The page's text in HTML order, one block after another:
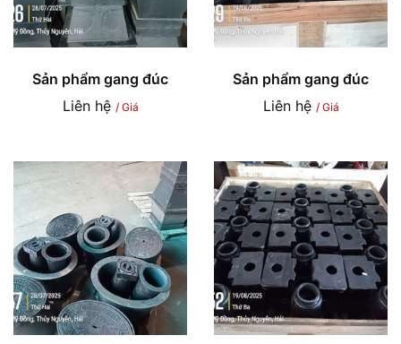
Sản phẩm gang đúc
Liên hệ / Giá
Sản phẩm gang đúc
Liên hệ / Giá